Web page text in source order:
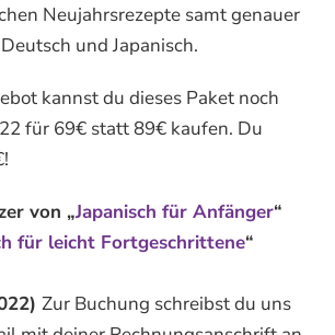
Neujahrsrezepte samt genauer
und Japanisch.
kannst du dieses Paket noch
für 69€ statt 89€ kaufen. Du
von „Japanisch für Anfänger“
für leicht Fortgeschrittene“
Zur Buchung schreibst du uns